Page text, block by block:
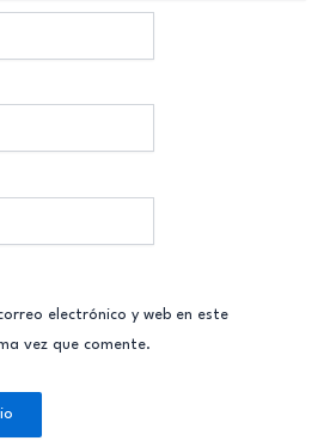
electrónico y web en este
vez que comente.